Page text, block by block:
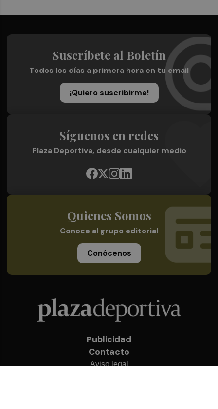
Suscríbete al Boletín
Todos los días a primera hora en tu email
¡Quiero suscribirme!
Síguenos en redes
Plaza Deportiva, desde cualquier medio
Quienes Somos
Conoce al grupo editorial
Conócenos
Publicidad
Contacto
Aviso legal